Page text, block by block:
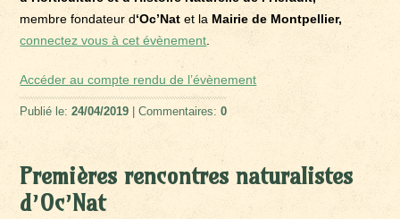
membre fondateur d‘Oc’Natet la Mairie de Montpellier,
connectez vous à cet évènement.
Accéder au compte rendu de l’évènement
Publié le:24/04/2019 | Commentaires:0
Premières rencontres naturalistes
d’Oc’Nat